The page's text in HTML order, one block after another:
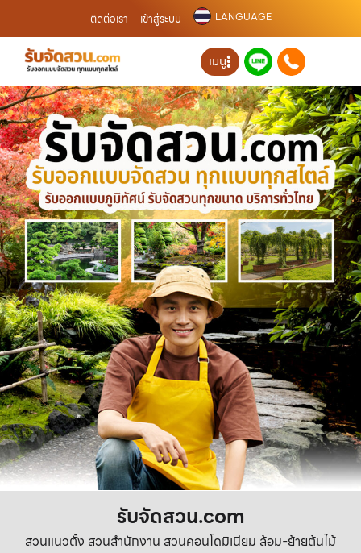
ติดต่อเรา เข้าสู่ระบบ LANGUAGE
เมนู
รับจัดสวน.com
สวนแนวตั้ง สวนสำนักงาน สวนคอนโดมิเนียม ล้อม-ย้ายต้นไม้